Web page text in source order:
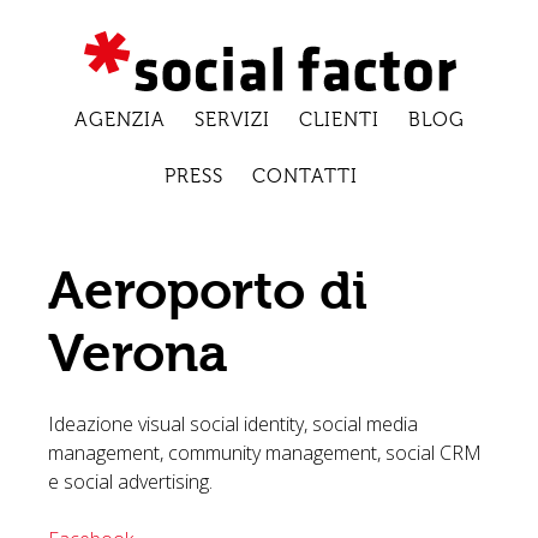
AGENZIA SERVIZI CLIENTI BLOG
PRESS CONTATTI
Aeroporto di
Verona
Ideazione visual social identity, social media
management, community management, social CRM
e social advertising.